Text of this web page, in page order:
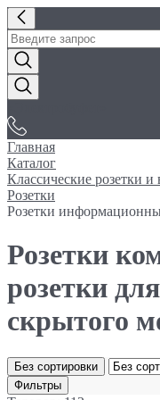
Главная
Каталог
Классические розетки
Розетки
Розетки
Розетки
розетки
скрытого
Без сортировки
Фильтры